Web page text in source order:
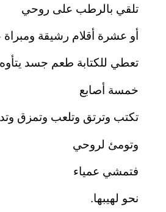
تلقي بالرطب على روحي
أو عشرة أقلام رشيقة
تعطي للكتابة طعم جسد
خمسة أصابع
تكتب وترتق وتلعب وتمزق
وتومئ لروحي
فتمشي عمياء
نحو لهيبها.